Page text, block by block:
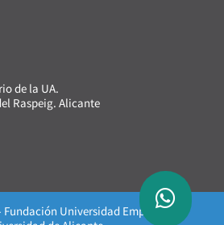
de la UA.
Raspeig. Alicante
Fundación Universidad Empresa -